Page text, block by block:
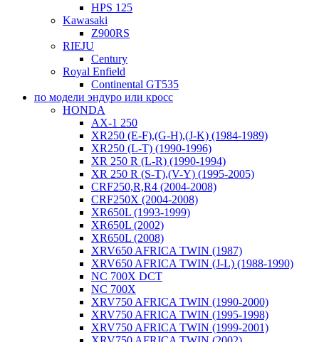
HPS 125
Kawasaki
Z900RS
RIEJU
Century
Royal Enfield
Continental GT535
по модели эндуро или кросс
HONDA
AX-1 250
XR250 (E-F),(G-H),(J-K) (1984-1989)
XR250 (L-T) (1990-1996)
XR 250 R (L-R) (1990-1994)
XR 250 R (S-T),(V-Y) (1995-2005)
CRF250,R,R4 (2004-2008)
CRF250X (2004-2008)
XR650L (1993-1999)
XR650L (2002)
XR650L (2008)
XRV650 AFRICA TWIN (1987)
XRV650 AFRICA TWIN (J-L) (1988-1990)
NC 700X DCT
NC 700X
XRV750 AFRICA TWIN (1990-2000)
XRV750 AFRICA TWIN (1995-1998)
XRV750 AFRICA TWIN (1999-2001)